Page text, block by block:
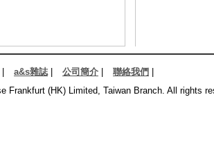
a&s雜誌| 公司簡介 聯絡我們
Frankfurt (HK) Limited, Taiwan Branch. All rights